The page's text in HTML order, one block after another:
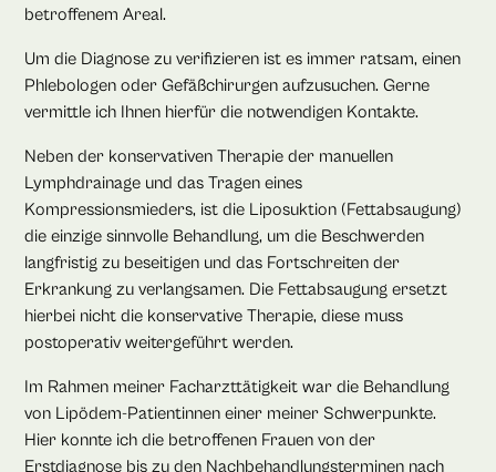
betroffenem Areal.
Um die Diagnose zu verifizieren ist es immer ratsam, einen
Phlebologen oder Gefäßchirurgen aufzusuchen. Gerne
vermittle ich Ihnen hierfür die notwendigen Kontakte.
Neben der konservativen Therapie der manuellen
Lymphdrainage und das Tragen eines
Kompressionsmieders, ist die Liposuktion (Fettabsaugung)
die einzige sinnvolle Behandlung, um die Beschwerden
langfristig zu beseitigen und das Fortschreiten der
Erkrankung zu verlangsamen. Die Fettabsaugung ersetzt
hierbei nicht die konservative Therapie, diese muss
postoperativ weitergeführt werden.
Im Rahmen meiner Facharzttätigkeit war die Behandlung
von Lipödem-Patientinnen einer meiner Schwerpunkte.
Hier konnte ich die betroffenen Frauen von der
Erstdiagnose bis zu den Nachbehandlungsterminen nach